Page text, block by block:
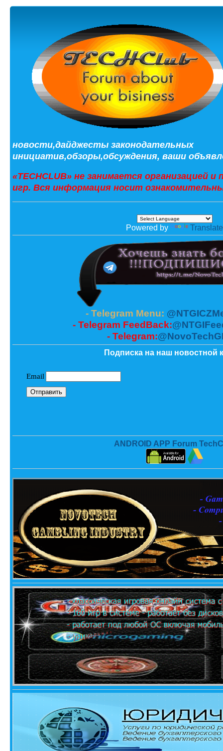
новости,дайджесты законодательных
инициатив,обзоры,обсуждения, ваши
«TECHCLUB» не занимается организацией
игр. Вся информация носит
Powered by Translate
- Telegram Menu:
- Telegram FeedBack:
- Telegram:
Подписка на наш новостной
ANDROID APP Forum